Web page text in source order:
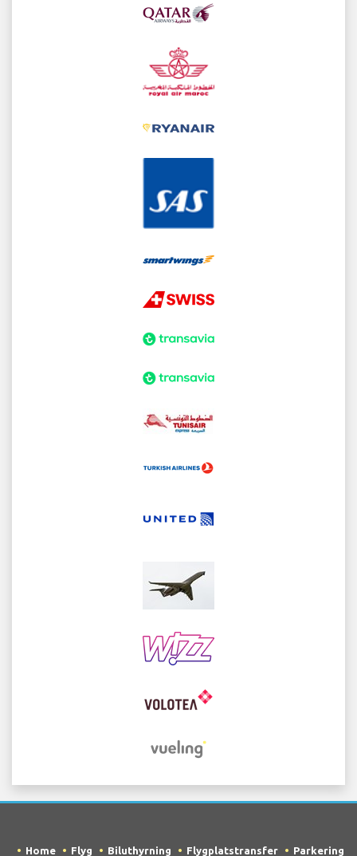
Home Flyg Biluthyrning Flygplatstransfer Parkering